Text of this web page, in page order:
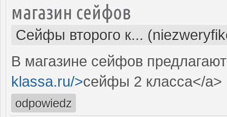
магазин сейфов
Сейфы второго к...
В магазине сейфов
klassa.ru/>сейфы 2 класса</a>
odpowiedz